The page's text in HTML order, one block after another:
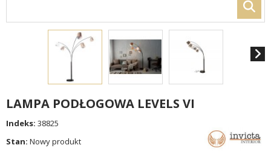
LAMPA PODŁOGOWA LEVELS VI
Indeks: 38825
Stan: Nowy produkt